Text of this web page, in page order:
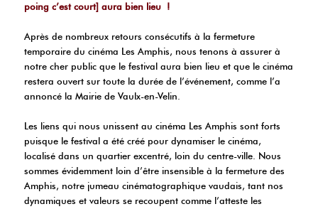
poing c’est court] aura bien lieu !
Après de nombreux retours consécutifs à la fermeture
temporaire du cinéma Les Amphis, nous tenons à assurer à
notre cher public que le festival aura bien lieu et que le cinéma
restera ouvert sur toute la durée de l’événement, comme l’a
annoncé la Mairie de Vaulx-en-Velin.
Les liens qui nous unissent au cinéma Les Amphis sont forts
puisque le festival a été créé pour dynamiser le cinéma,
localisé dans un quartier excentré, loin du centre-ville. Nous
sommes évidemment loin d’être insensible à la fermeture des
Amphis, notre jumeau cinématographique vaudais, tant nos
dynamiques et valeurs se recoupent comme l’atteste les